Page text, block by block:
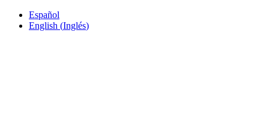
Español
English (Inglés)